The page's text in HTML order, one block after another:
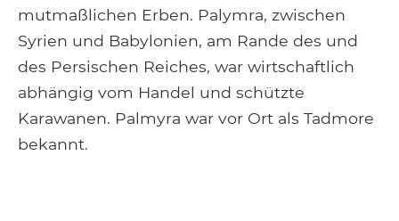
mutmaßlichen Erben. Palymra, zwischen
Syrien und Babylonien, am Rande des und
des Persischen Reiches, war wirtschaftlich
abhängig vom Handel und schützte
Karawanen. Palmyra war vor Ort als Tadmore
bekannt.